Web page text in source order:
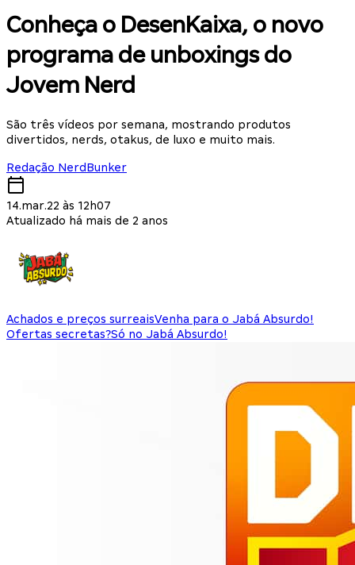
Conheça o DesenKaixa, o novo
programa de unboxings do
Jovem Nerd
São três vídeos por semana, mostrando produtos
divertidos, nerds, otakus, de luxo e muito mais.
Redação NerdBunker
14.mar.22 às 12h07
Atualizado há mais de 2 anos
Achados e preços surreaisVenha para o Jabá Absurdo!
Ofertas secretas?Só no Jabá Absurdo!